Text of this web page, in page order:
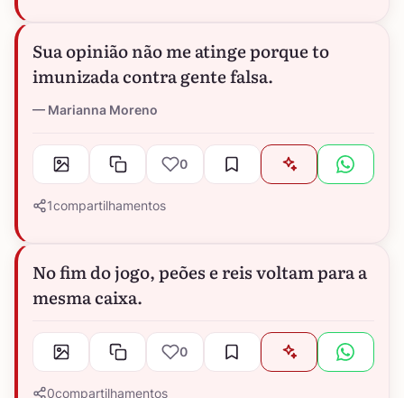
Sua opinião não me atinge porque to
imunizada contra gente falsa.
Marianna Moreno
0
1compartilhamentos
No fim do jogo, peões e reis voltam para a
mesma caixa.
0
0compartilhamentos